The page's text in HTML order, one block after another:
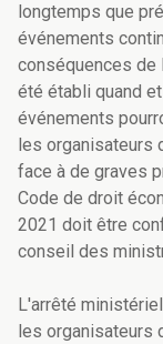
longtemps que
événements
conséquences de
été établi quand
événements
les organisateurs
face à de graves
Code de droit
2021 doit être
conseil des
L'arrêté
les organisateurs